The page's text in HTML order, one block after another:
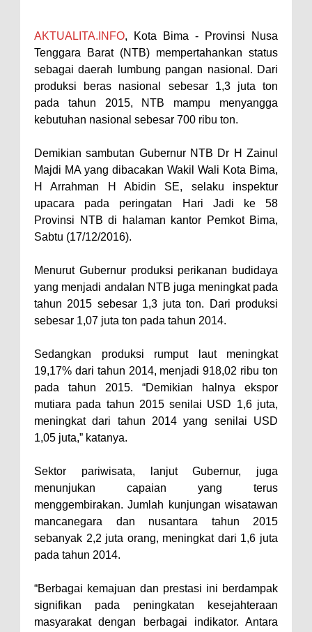
Perkuat Soliditas-Sinergi,
Kapolres Bima Silaturahmi ke
Kejari dan Kodim 1608
Nobar Piala Dunia Argentina vs
Inggris, Polres Bima Pererat
Antusiasnya Warga dan Polisi
Nobar Bareng Laga Prancis vs
Spanyol di Mapolres Bima
Wali Kota Bima Tinjau Finalisasi
Pastikan Pemindahan Layanan
Berjalan Bertahap
"Polisi Peduli" Satsamapta
Atasi Krisis Air Bersih
Wali Kota Bima Tinjau Rumah
Warga Tidak Layak Huni di
Kelurahan Oi Mbo, Dorong
Konsultasikan Usulan Inpres
Jalan Daerah 2026 dan
Persiapan DAK 2027 ke BPJN
NTB
dan Penguatan Kolaborasi
Wali Kota Bima Hadiri Rakornas
Kelautan dan Perikanan
AKTUALITA.INFO, Kota Bima - Provinsi Nusa
Tenggara Barat (NTB) mempertahankan status
sebagai daerah lumbung pangan nasional. Dari
produksi beras nasional sebesar 1,3 juta ton
pada tahun 2015, NTB mampu menyangga
kebutuhan nasional sebesar 700 ribu ton.
Demikian sambutan Gubernur NTB Dr H Zainul
Majdi MA yang dibacakan Wakil Wali Kota Bima,
H Arrahman H Abidin SE, selaku inspektur
upacara pada peringatan Hari Jadi ke 58
Provinsi NTB di halaman kantor Pemkot Bima,
Sabtu (17/12/2016).
Menurut Gubernur produksi perikanan budidaya
yang menjadi andalan NTB juga meningkat pada
tahun 2015 sebesar 1,3 juta ton. Dari produksi
sebesar 1,07 juta ton pada tahun 2014.
Sedangkan produksi rumput laut meningkat
19,17% dari tahun 2014, menjadi 918,02 ribu ton
pada tahun 2015. “Demikian halnya ekspor
mutiara pada tahun 2015 senilai USD 1,6 juta,
meningkat dari tahun 2014 yang senilai USD
1,05 juta,” katanya.
Sektor pariwisata, lanjut Gubernur, juga
menunjukan capaian yang terus
menggembirakan. Jumlah kunjungan wisatawan
mancanegara dan nusantara tahun 2015
sebanyak 2,2 juta orang, meningkat dari 1,6 juta
pada tahun 2014.
“Berbagai kemajuan dan prestasi ini berdampak
signifikan pada peningkatan kesejahteraan
masyarakat dengan berbagai indikator. Antara